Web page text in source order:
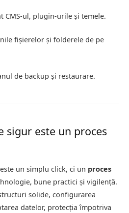
CMS-ul, plugin-urile și temele.
fișierelor și folderele de pe
de backup și restaurare.
sigur este un proces
un simplu click, ci un proces
bune practici și vigilență.
solide, configurarea
datelor, protecția împotriva